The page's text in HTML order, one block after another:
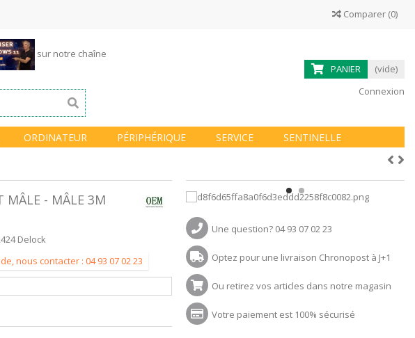
Comparer (0)
sur notre chaîne
PANIER
(vide)
Connexion
ORDINATEUR PÉRIPHÉRIQUE SERVICE SENTINELLE
MÂLE - MÂLE 3M
Delock
nous contacter : 04 93 07 02 23
Une question? 04 93 07 02 23
Optez pour une livraison Chronopost à J+1
Ou retirez vos articles dans notre magasin
Votre paiement est 100% sécurisé